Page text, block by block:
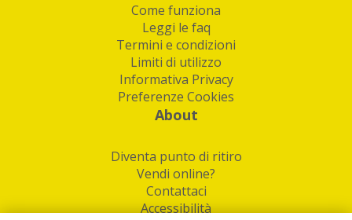
Come funziona
Leggi le faq
Termini e condizioni
Limiti di utilizzo
Informativa Privacy
Preferenze Cookies
About
Diventa punto di ritiro
Vendi online?
Contattaci
Accessibilità